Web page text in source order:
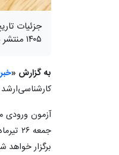
جزئیات
۱۴۰۵ منتشر شد.
به گزارش «
کارشناسی‌ارشد ناپیوسته‌ سال‌ ۱۴۰۵ از
برگزار خواهد